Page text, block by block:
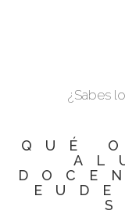
¿Sabes
QUÉ